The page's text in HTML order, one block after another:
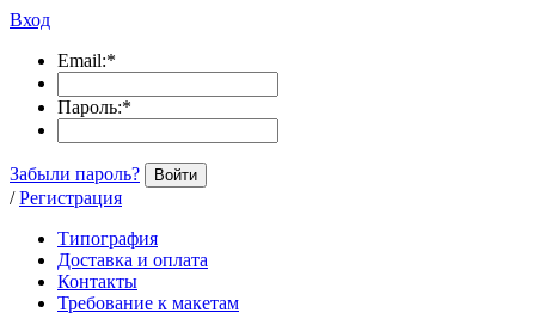
Вход
Email:*
Пароль:*
Забыли пароль? Войти
/ Регистрация
Типография
Доставка и оплата
Контакты
Требование к макетам